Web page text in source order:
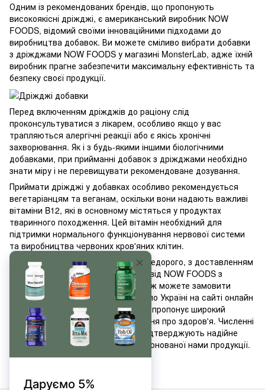
Одним із рекомендованих брендів, що пропонують
високоякісні дріжджі, є американський виробник NOW
FOODS, відомий своїми інноваційними підходами до
виробництва добавок. Ви можете сміливо вибрати добавки
з дріжджами NOW FOODS у магазині MonsterLab, адже їхній
виробник прагне забезпечити максимальну ефективність та
безпеку своєї продукції.
Перед включенням дріжджів до раціону слід
проконсультуватися з лікарем, особливо якщо у вас
трапляються алергічні реакції або є якісь хронічні
захворювання. Як і з будь-якими іншими біологічними
добавками, при прийманні добавок з дріжджами необхідно
знати міру і не перевищувати рекомендоване дозування.
Приймати дріжджі у добавках особливо рекомендується
вегетаріанцям та веганам, оскільки вони надають важливі
вітаміни B12, які в основному містяться у продуктах
тваринного походження. Цей вітамін необхідний для
підтримки нормального функціонування нервової системи
та виробництва червоних кров'яних клітин.
У магазині MonsterLab ви можете недорого, з доставленням
у Києві купити дріжджі в добавках від NOW FOODS з
впевненістю в їхній якості. Ви також можете замовити
потрібну добавку з доставленням по Україні на сайті онлайн
магазину MonsterLab. Наш магазин пропонує широкий
асортимент продукції для піклування про здоров'я. Численні
позитивні відгуки наших клієнтів підтверджують надійне
партнерство з нами та якість пропонованої нами продукції.